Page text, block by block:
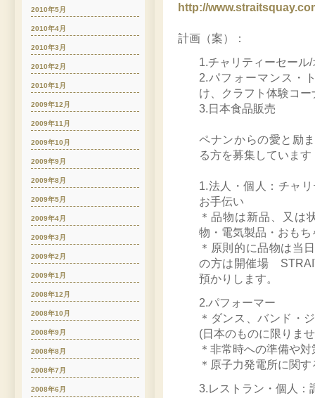
http://
計画（案）：
1.チャリティーセール
2.パフォーマンス・
け、クラフト体験コー
3.日本食品販売
ペナンからの愛と励
る方を募集しています
1.法人・個人：チャ
お手伝い
＊品物は新品、又は
物・電気製品・おも
＊原則的に品物は当
の方は開催場
預かりします。
2.パフォーマー
＊ダンス、バンド・
(日本のものに限りま
＊非常時への準備や対
＊原子力発電所に関す
3.レストラン・個人：
2010年5月
2010年4月
2010年3月
2010年2月
2010年1月
2009年12月
2009年11月
2009年10月
2009年9月
2009年8月
2009年5月
2009年4月
2009年3月
2009年2月
2009年1月
2008年12月
2008年10月
2008年9月
2008年8月
2008年7月
2008年6月